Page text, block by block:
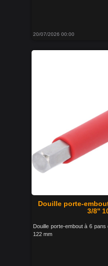
20/07/2026 00:00
Douille porte-
3/8''
Douille porte-embout à 6
122 mm